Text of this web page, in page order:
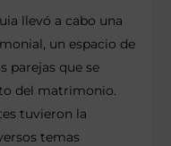
llevó a cabo una
un espacio de
parejas que se
del matrimonio.
tuvieron la
temas